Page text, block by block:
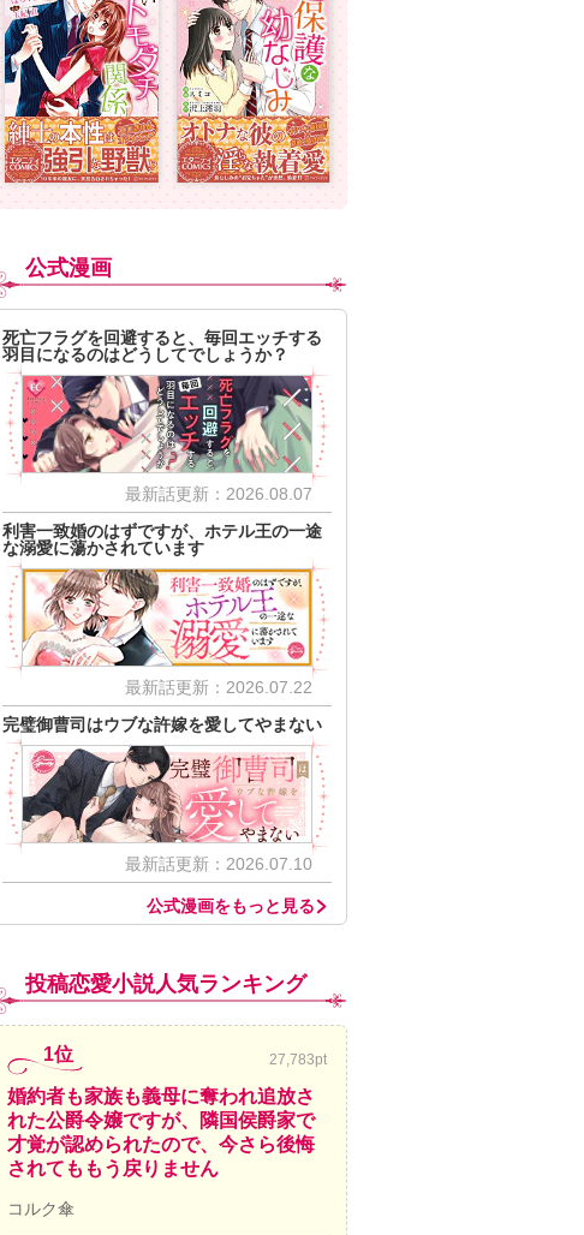
公式漫画
死亡フラグを回避すると、毎回エッチする
羽目になるのはどうしてでしょうか？
最新話更新：2026.08.07
利害一致婚のはずですが、ホテル王の一途
な溺愛に蕩かされています
最新話更新：2026.07.22
完璧御曹司はウブな許嫁を愛してやまない
最新話更新：2026.07.10
公式漫画をもっと見る
投稿恋愛小説人気ランキング
1位 27,783pt
婚約者も家族も義母に奪われ追放さ
れた公爵令嬢ですが、隣国侯爵家で
才覚が認められたので、今さら後悔
されてももう戻りません
コルク傘